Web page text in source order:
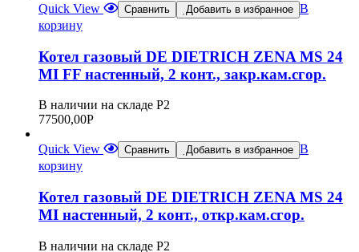
Quick View Сравнить Добавить в избранное В
корзину
Котел газовый DE DIETRICH ZENA MS 24
MI FF настенный, 2 конт., закр.кам.сгор.
В наличии на складе Р2
77500,00Р
Quick View Сравнить Добавить в избранное В
корзину
Котел газовый DE DIETRICH ZENA MS 24
MI настенный, 2 конт., откр.кам.сгор.
В наличии на складе Р2